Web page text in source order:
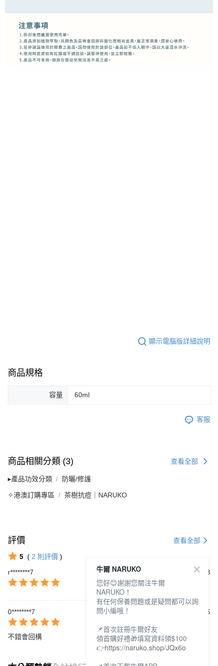
顯示電腦版詳細說明
商品規格
容量 60ml
客服
商品相關分類 (3) 查看全部
▸產品功效分類 防曬/修護
✧港澳訂購專區 茶樹抗痘｜NARUKO
評價 查看全部
5 ( 2 則評價 )
r********7
2026/07/18
0********7 2026/06/06
不錯會回構
牛爾 NARUKO
您好😊謝謝您關注牛爾
NARUKO！
有任何保養問題或是疑問都可以詢
問小編哦！
📌首次註冊牛爾好友
領首購好禮🎁填寫資料領$100
👉https://naruko.shop/JQx6o